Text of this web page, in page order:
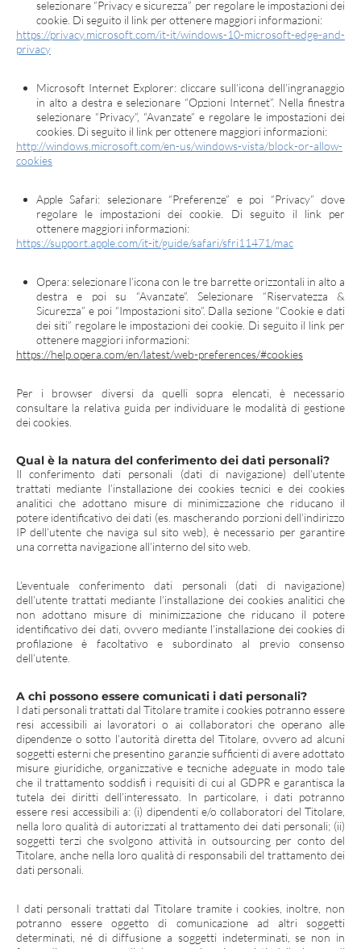
selezionare “Privacy e sicurezza” per regolare le impostazioni dei
cookie. Di seguito il link per ottenere maggiori informazioni:
https://privacy.microsoft.com/it-it/windows-10-microsoft-edge-and-
privacy
Microsoft Internet Explorer: cliccare sull’icona dell’ingranaggio
in alto a destra e selezionare “Opzioni Internet”. Nella finestra
selezionare “Privacy”, “Avanzate” e regolare le impostazioni dei
cookies. Di seguito il link per ottenere maggiori informazioni:
http://windows.microsoft.com/en-us/windows-vista/block-or-allow-
cookies
Apple Safari: selezionare “Preferenze” e poi “Privacy” dove
regolare le impostazioni dei cookie. Di seguito il link per
ottenere maggiori informazioni:
https://support.apple.com/it-it/guide/safari/sfri11471/mac
Opera: selezionare l’icona con le tre barrette orizzontali in alto a
destra e poi su “Avanzate”. Selezionare “Riservatezza &
Sicurezza” e poi “Impostazioni sito”. Dalla sezione “Cookie e dati
dei siti” regolare le impostazioni dei cookie. Di seguito il link per
ottenere maggiori informazioni:
https://help.opera.com/en/latest/web-preferences/#cookies
Per i browser diversi da quelli sopra elencati, è necessario
consultare la relativa guida per individuare le modalità di gestione
dei cookies.
Qual è la natura del conferimento dei dati personali?
Il conferimento dati personali (dati di navigazione) dell’utente
trattati mediante l’installazione dei cookies tecnici e dei cookies
analitici che adottano misure di minimizzazione che riducano il
potere identificativo dei dati (es. mascherando porzioni dell’indirizzo
IP dell’utente che naviga sul sito web), è necessario per garantire
una corretta navigazione all’interno del sito web.
L’eventuale conferimento dati personali (dati di navigazione)
dell’utente trattati mediante l’installazione dei cookies analitici che
non adottano misure di minimizzazione che riducano il potere
identificativo dei dati, ovvero mediante l’installazione dei cookies di
profilazione è facoltativo e subordinato al previo consenso
dell’utente.
A chi possono essere comunicati i dati personali?
I dati personali trattati dal Titolare tramite i cookies potranno essere
resi accessibili ai lavoratori o ai collaboratori che operano alle
dipendenze o sotto l’autorità diretta del Titolare, ovvero ad alcuni
soggetti esterni che presentino garanzie sufficienti di avere adottato
misure giuridiche, organizzative e tecniche adeguate in modo tale
che il trattamento soddisfi i requisiti di cui al GDPR e garantisca la
tutela dei diritti dell’interessato. In particolare, i dati potranno
essere resi accessibili a: (i) dipendenti e/o collaboratori del Titolare,
nella loro qualità di autorizzati al trattamento dei dati personali; (ii)
soggetti terzi che svolgono attività in outsourcing per conto del
Titolare, anche nella loro qualità di responsabili del trattamento dei
dati personali.
I dati personali trattati dal Titolare tramite i cookies, inoltre, non
potranno essere oggetto di comunicazione ad altri soggetti
determinati, né di diffusione a soggetti indeterminati, se non in